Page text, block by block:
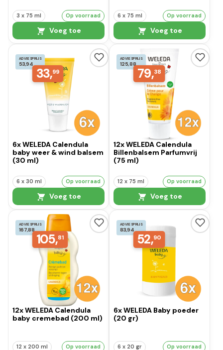
3 x 75 ml Op voorraad
Voeg toe
6 x 75 ml Op voorraad
Voeg toe
ADVIESPRIJS
53,94
33,99
6x WELEDA Calendula
baby weer & wind balsem
(30 ml)
6 x 30 ml Op voorraad
Voeg toe
ADVIESPRIJS
125,88
79,38
12x WELEDA Calendula
Billenbalsem Parfumvrij
(75 ml)
12 x 75 ml Op voorraad
Voeg toe
ADVIESPRIJS
167,88
105,81
12x WELEDA Calendula
baby cremebad (200 ml)
12 x 200 ml Op voorraad
ADVIESPRIJS
83,94
52,90
6x WELEDA Baby poeder
(20 gr)
6 x 20 gr Op voorraad